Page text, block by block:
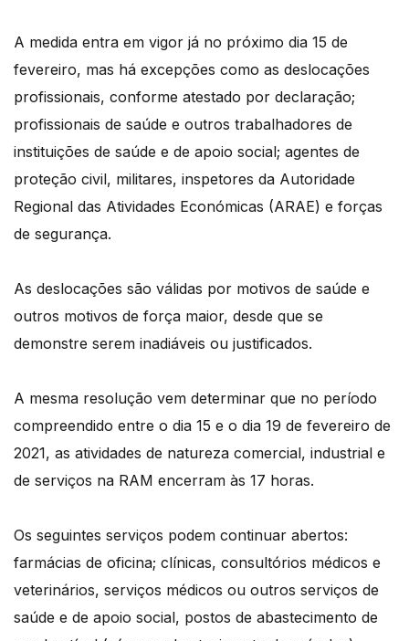
A medida entra em vigor já no próximo dia 15 de
fevereiro, mas há excepções como as deslocações
profissionais, conforme atestado por declaração;
profissionais de saúde e outros trabalhadores de
instituições de saúde e de apoio social; agentes de
proteção civil, militares, inspetores da Autoridade
Regional das Atividades Económicas (ARAE) e forças
de segurança.
As deslocações são válidas por motivos de saúde e
outros motivos de força maior, desde que se
demonstre serem inadiáveis ou justificados.
A mesma resolução vem determinar que no período
compreendido entre o dia 15 e o dia 19 de fevereiro de
2021, as atividades de natureza comercial, industrial e
de serviços na RAM encerram às 17 horas.
Os seguintes serviços podem continuar abertos:
farmácias de oficina; clínicas, consultórios médicos e
veterinários, serviços médicos ou outros serviços de
saúde e de apoio social, postos de abastecimento de